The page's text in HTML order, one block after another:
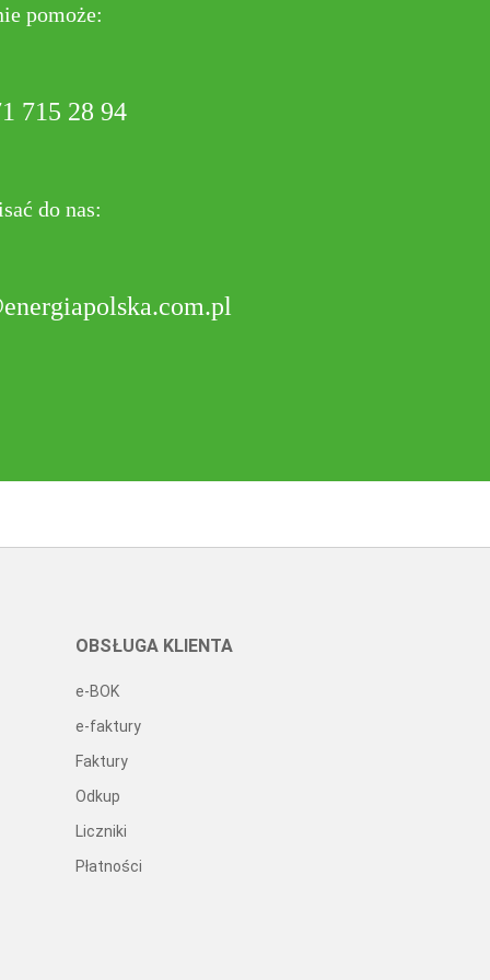
pomoże:
715 28 94
do nas:
OBSŁUGA KLIENTA
e-BOK
e-faktury
Faktury
Odkup
Liczniki
Płatności